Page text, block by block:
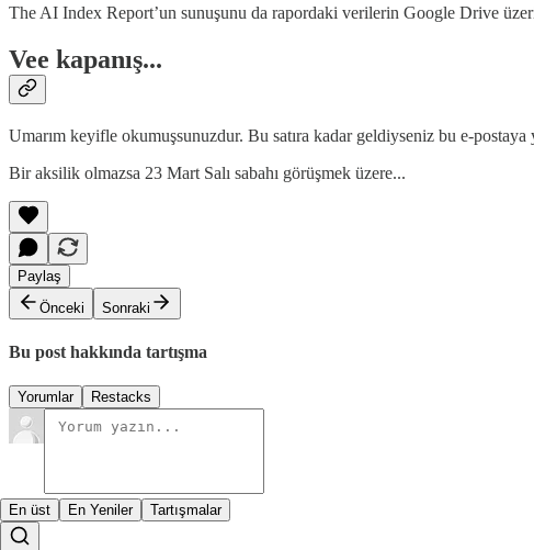
The AI Index Report’un sunuşunu da rapordaki verilerin Google Drive
Vee kapanış...
Umarım keyifle okumuşsunuzdur. Bu satıra kadar geldiyseniz bu e-
Bir aksilik olmazsa 23 Mart Salı sabahı görüşmek üzere...
Paylaş
Önceki
Sonraki
Bu post hakkında tartışma
Yorumlar Restacks
En üst En Yeniler Tartışmalar